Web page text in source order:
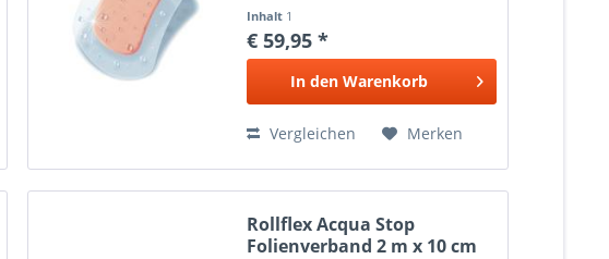
Inhalt 1
€ 59,95 *
In den Warenkorb
Vergleichen Merken
Rollflex Acqua Stop
Folienverband 2 m x 10 cm